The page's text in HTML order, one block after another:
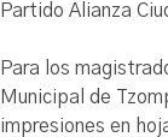
Partido Alianza
Para los
Municipal de
impresiones en